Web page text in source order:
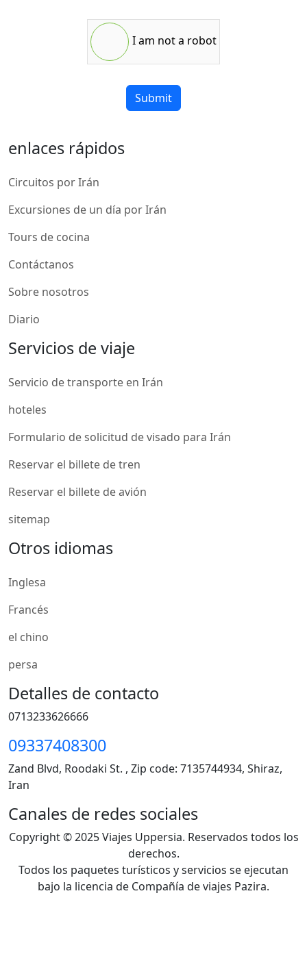
I am not a robot
Submit
enlaces rápidos
Circuitos por Irán
Excursiones de un día por Irán
Tours de cocina
Contáctanos
Sobre nosotros
Diario
Servicios de viaje
Servicio de transporte en Irán
hoteles
Formulario de solicitud de visado para Irán
Reservar el billete de tren
Reservar el billete de avión
sitemap
Otros idiomas
Inglesa
Francés
el chino
persa
Detalles de contacto
0713233626666
09337408300
Zand Blvd, Roodaki St. , Zip code: 7135744934, Shiraz,
Iran
Canales de redes sociales
Copyright © 2025 Viajes Uppersia. Reservados todos los
derechos.
Todos los paquetes turísticos y servicios se ejecutan
bajo la licencia de Compañía de viajes Pazira.